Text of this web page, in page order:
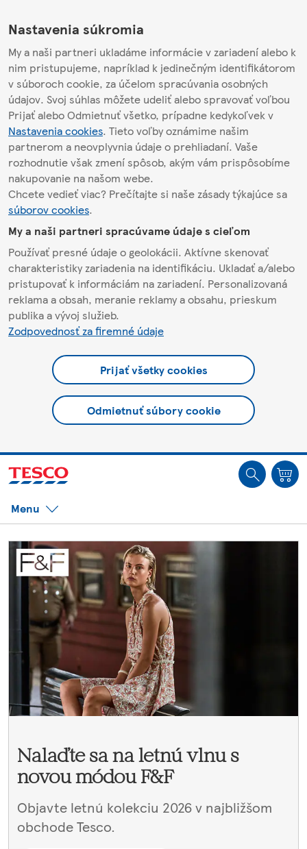
Nastavenia súkromia
My a naši partneri ukladáme informácie v zariadení alebo k
nim pristupujeme, napríklad k jedinečným identifikátorom
v súboroch cookie, za účelom spracúvania osobných
údajov. Svoj súhlas môžete udeliť alebo spravovať voľbou
Prijať alebo Odmietnuť všetko, prípadne kedykoľvek v
Nastavenia cookies. Tieto voľby oznámime našim
partnerom a neovplyvnia údaje o prehliadaní. Vaše
rozhodnutie však zmení spôsob, akým vám prispôsobíme
nakupovanie na našom webe.
Chcete vedieť viac? Prečítajte si naše zásady týkajúce sa
súborov cookies.
My a naši partneri spracúvame údaje s cieľom
Používať presné údaje o geolokácii. Aktívne skenovať
charakteristiky zariadenia na identifikáciu. Ukladať a/alebo
pristupovať k informáciám na zariadení. Personalizovaná
reklama a obsah, meranie reklamy a obsahu, prieskum
publika a vývoj služieb.
Zodpovednosť za firemné údaje
Prijať všetky cookies
Odmietnuť súbory cookie
Ste offline. Niektoré funkcie môžu byť nedostupné.
Menu
Nalaďte sa na letnú vlnu s
novou módou F&F
Objavte letnú kolekciu 2026 v najbližšom
obchode Tesco.